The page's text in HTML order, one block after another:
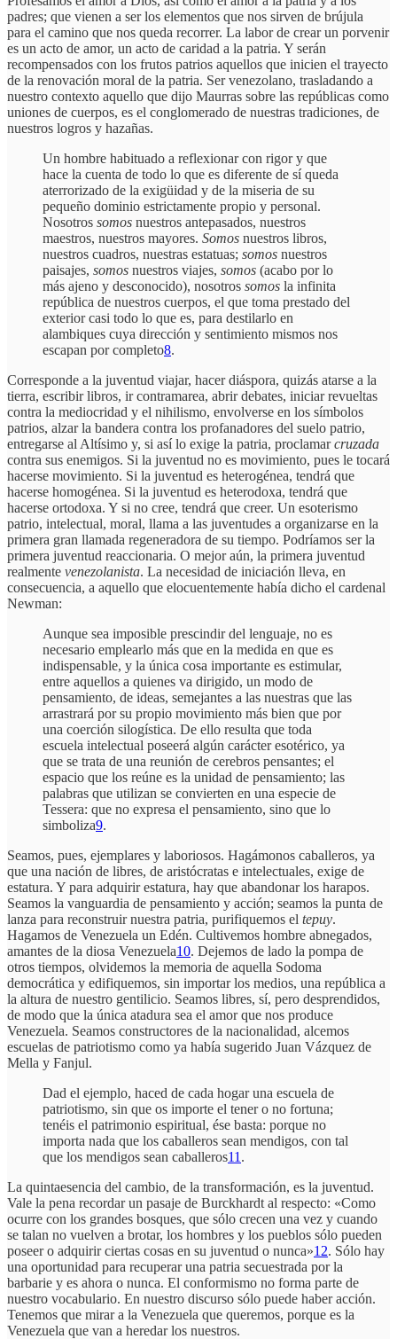
padres; que vienen a ser los elementos que nos sirven de brújula
para el camino que nos queda recorrer. La labor de crear un porvenir
es un acto de amor, un acto de caridad a la patria. Y serán
recompensados con los frutos patrios aquellos que inicien el trayecto
de la renovación moral de la patria. Ser venezolano, trasladando a
nuestro contexto aquello que dijo Maurras sobre las repúblicas como
uniones de cuerpos, es el conglomerado de nuestras tradiciones, de
nuestros logros y hazañas.
Un hombre habituado a reflexionar con rigor y que
hace la cuenta de todo lo que es diferente de sí queda
aterrorizado de la exigüidad y de la miseria de su
pequeño dominio estrictamente propio y personal.
Nosotros somos nuestros antepasados, nuestros
maestros, nuestros mayores. Somos nuestros libros,
nuestros cuadros, nuestras estatuas; somos nuestros
paisajes, somos nuestros viajes, somos (acabo por lo
más ajeno y desconocido), nosotros somos la infinita
república de nuestros cuerpos, el que toma prestado del
exterior casi todo lo que es, para destilarlo en
alambiques cuya dirección y sentimiento mismos nos
escapan por completo8.
Corresponde a la juventud viajar, hacer diáspora, quizás atarse a la
tierra, escribir libros, ir contramarea, abrir debates, iniciar revueltas
contra la mediocridad y el nihilismo, envolverse en los símbolos
patrios, alzar la bandera contra los profanadores del suelo patrio,
entregarse al Altísimo y, si así lo exige la patria, proclamarcruzada
contra sus enemigos. Si la juventud no es movimiento, pues le tocará
hacerse movimiento. Si la juventud es heterogénea, tendrá que
hacerse homogénea. Si la juventud es heterodoxa, tendrá que
hacerse ortodoxa. Y si no cree, tendrá que creer. Un esoterismo
patrio, intelectual, moral, llama a las juventudes a organizarse en la
primera gran llamada regeneradora de su tiempo. Podríamos ser la
primera juventud reaccionaria. O mejor aún, la primera juventud
realmente venezolanista. La necesidad de iniciación lleva, en
consecuencia, a aquello que elocuentemente había dicho el cardenal
Newman:
Aunque sea imposible prescindir del lenguaje, no es
necesario emplearlo más que en la medida en que es
indispensable, y la única cosa importante es estimular,
entre aquellos a quienes va dirigido, un modo de
pensamiento, de ideas, semejantes a las nuestras que las
arrastrará por su propio movimiento más bien que por
una coerción silogística. De ello resulta que toda
escuela intelectual poseerá algún carácter esotérico, ya
que se trata de una reunión de cerebros pensantes; el
espacio que los reúne es la unidad de pensamiento; las
palabras que utilizan se convierten en una especie de
Tessera: que no expresa el pensamiento, sino que lo
simboliza9.
Seamos, pues, ejemplares y laboriosos. Hagámonos caballeros, ya
que una nación de libres, de aristócratas e intelectuales, exige de
estatura. Y para adquirir estatura, hay que abandonar los harapos.
Seamos la vanguardia de pensamiento y acción; seamos la punta de
lanza para reconstruir nuestra patria, purifiquemos el tepuy.
Hagamos de Venezuela un Edén. Cultivemos hombre abnegados,
amantes de la diosa Venezuela10. Dejemos de lado la pompa de
otros tiempos, olvidemos la memoria de aquella Sodoma
democrática y edifiquemos, sin importar los medios, una república a
la altura de nuestro gentilicio. Seamos libres, sí, pero desprendidos,
de modo que la única atadura sea el amor que nos produce
Venezuela. Seamos constructores de la nacionalidad, alcemos
escuelas de patriotismo como ya había sugerido Juan Vázquez de
Mella y Fanjul.
Dad el ejemplo, haced de cada hogar una escuela de
patriotismo, sin que os importe el tener o no fortuna;
tenéis el patrimonio espiritual, ése basta: porque no
importa nada que los caballeros sean mendigos, con tal
que los mendigos sean caballeros11 .
La quintaesencia del cambio, de la transformación, es la juventud.
Vale la pena recordar un pasaje de Burckhardt al respecto: «Como
ocurre con los grandes bosques, que sólo crecen una vez y cuando
se talan no vuelven a brotar, los hombres y los pueblos sólo pueden
poseer o adquirir ciertas cosas en su juventud o nunca»12. Sólo hay
una oportunidad para recuperar una patria secuestrada por la
barbarie y es ahora o nunca. El conformismo no forma parte de
nuestro vocabulario. En nuestro discurso sólo puede haber acción.
Tenemos que mirar a la Venezuela que queremos, porque es la
Venezuela que van a heredar los nuestros.